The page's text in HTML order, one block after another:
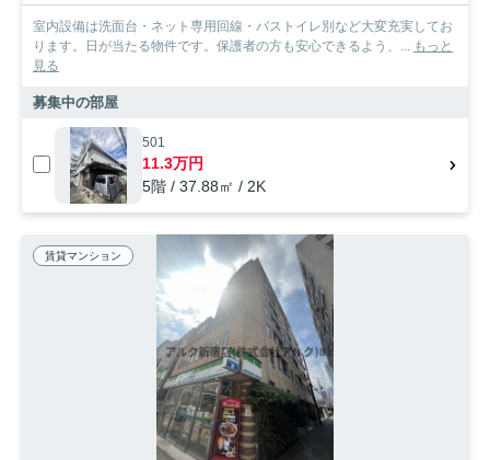
室内設備は洗面台・ネット専用回線・バストイレ別など大変充実してお
ります。日が当たる物件です。保護者の方も安心できるよう、...
もっと
見る
募集中の部屋
501
11.3万円
5階 / 37.88㎡ / 2K
賃貸マンション